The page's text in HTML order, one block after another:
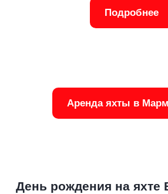
Подробнее
Аренда яхты в
День рождения на яхте